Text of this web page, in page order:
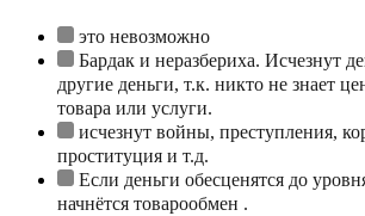
это невозможно
Бардак и неразбериха. Исчезнут
другие деньги, т.к. никто не знает
товара или услуги.
исчезнут войны, преступления,
проституция и т.д.
Если деньги обесценятся до
начнётся товарообмен .